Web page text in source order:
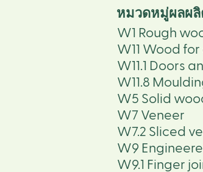
หมวดหมู่ผลผลิ
W1 Rough
W11 Wood
W11.1 Doors
W11.8
W5 Solid
W7 Veneer
W7.2 Sliced
W9
W9.1 Finger